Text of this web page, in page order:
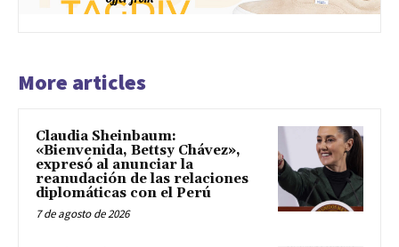
More articles
Claudia Sheinbaum:
«Bienvenida, Bettsy Chávez»,
expresó al anunciar la
reanudación de las relaciones
diplomáticas con el Perú
7 de agosto de 2026